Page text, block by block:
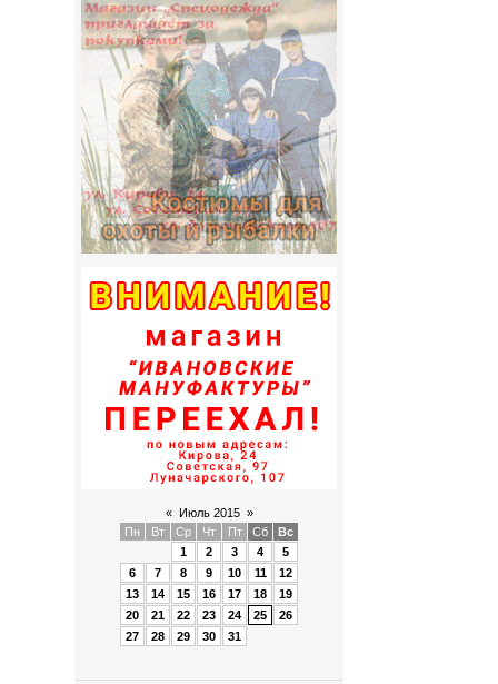
« Июль 2015 »
Пн
Вт Ср Чт Пт Сб
Вс
1
2 3 4
5
6
7 8 9 10 11
12
13
14 15 16 17 18
19
20
21 22 23 24 25
26
27
28 29 30 31